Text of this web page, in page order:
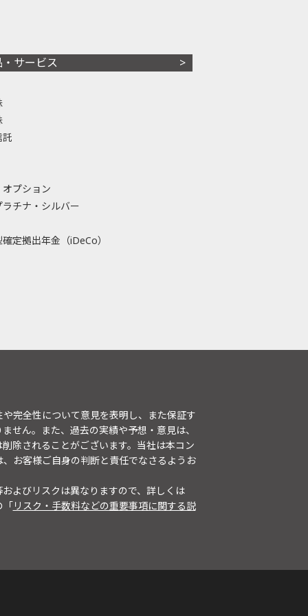
・サービス
託
プション
ラチナ・シルバー
定拠出年金（iDeCo）
完全性について意見を表明し、また保証す
せん。また、過去の実績や予想・意見は、
除されることがございます。当社は本コン
お客様ご自身の判断と責任でなさるようお
よびリスクは異なりますので、詳しくは
「リスク・手数料などの重要事項に関する説